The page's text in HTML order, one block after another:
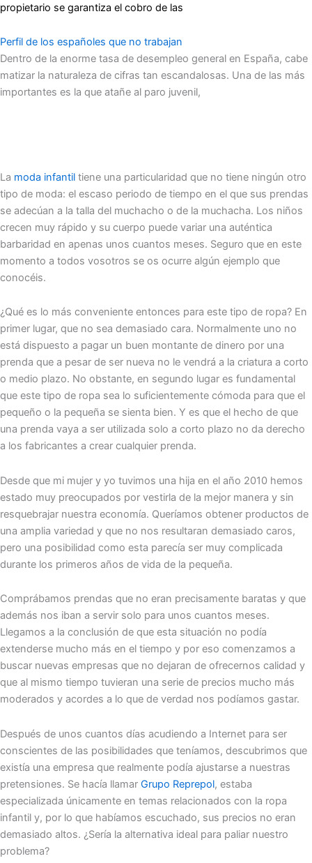
propietario se garantiza el cobro de las
Perfil de los españoles que no trabajan
Dentro de la enorme tasa de desempleo general en España, cabe
matizar la naturaleza de cifras tan escandalosas. Una de las más
importantes es la que atañe al paro juvenil,
La moda infantil tiene una particularidad que no tiene ningún otro
tipo de moda: el escaso periodo de tiempo en el que sus prendas
se adecúan a la talla del muchacho o de la muchacha. Los niños
crecen muy rápido y su cuerpo puede variar una auténtica
barbaridad en apenas unos cuantos meses. Seguro que en este
momento a todos vosotros se os ocurre algún ejemplo que
conocéis.
¿Qué es lo más conveniente entonces para este tipo de ropa? En
primer lugar, que no sea demasiado cara. Normalmente uno no
está dispuesto a pagar un buen montante de dinero por una
prenda que a pesar de ser nueva no le vendrá a la criatura a corto
o medio plazo. No obstante, en segundo lugar es fundamental
que este tipo de ropa sea lo suficientemente cómoda para que el
pequeño o la pequeña se sienta bien. Y es que el hecho de que
una prenda vaya a ser utilizada solo a corto plazo no da derecho
a los fabricantes a crear cualquier prenda.
Desde que mi mujer y yo tuvimos una hija en el año 2010 hemos
estado muy preocupados por vestirla de la mejor manera y sin
resquebrajar nuestra economía. Queríamos obtener productos de
una amplia variedad y que no nos resultaran demasiado caros,
pero una posibilidad como esta parecía ser muy complicada
durante los primeros años de vida de la pequeña.
Comprábamos prendas que no eran precisamente baratas y que
además nos iban a servir solo para unos cuantos meses.
Llegamos a la conclusión de que esta situación no podía
extenderse mucho más en el tiempo y por eso comenzamos a
buscar nuevas empresas que no dejaran de ofrecernos calidad y
que al mismo tiempo tuvieran una serie de precios mucho más
moderados y acordes a lo que de verdad nos podíamos gastar.
Después de unos cuantos días acudiendo a Internet para ser
conscientes de las posibilidades que teníamos, descubrimos que
existía una empresa que realmente podía ajustarse a nuestras
pretensiones. Se hacía llamar Grupo Reprepol, estaba
especializada únicamente en temas relacionados con la ropa
infantil y, por lo que habíamos escuchado, sus precios no eran
demasiado altos. ¿Sería la alternativa ideal para paliar nuestro
problema?